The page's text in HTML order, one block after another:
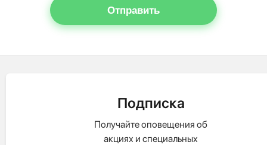
Отправить
Подписка
Получайте оповещения об
акциях и специальных